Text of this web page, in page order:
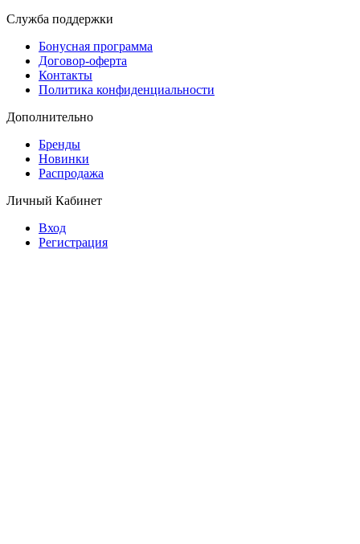
Служба поддержки
Бонусная программа
Договор-оферта
Контакты
Политика конфиденциальности
Дополнительно
Бренды
Новинки
Распродажа
Личный Кабинет
Вход
Регистрация